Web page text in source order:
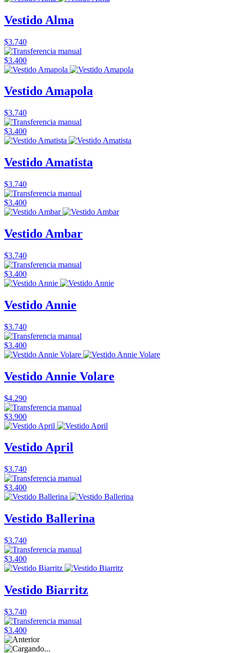
Vestido Alma
$3.740
$3.400
Vestido Amapola
$3.740
$3.400
Vestido Amatista
$3.740
$3.400
Vestido Ambar
$3.740
$3.400
Vestido Annie
$3.740
$3.400
Vestido Annie Volare
$4.290
$3.900
Vestido April
$3.740
$3.400
Vestido Ballerina
$3.740
$3.400
Vestido Biarritz
$3.740
$3.400